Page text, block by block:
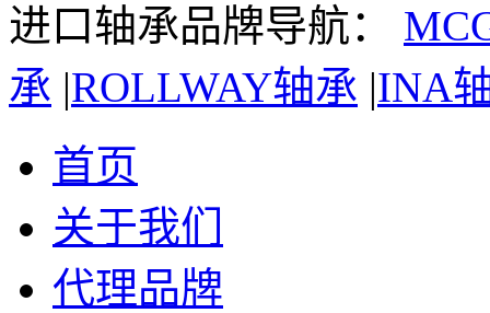
进口轴承品牌导航：
承 |ROLLWAY轴承 |INA
首页
关于我们
代理品牌